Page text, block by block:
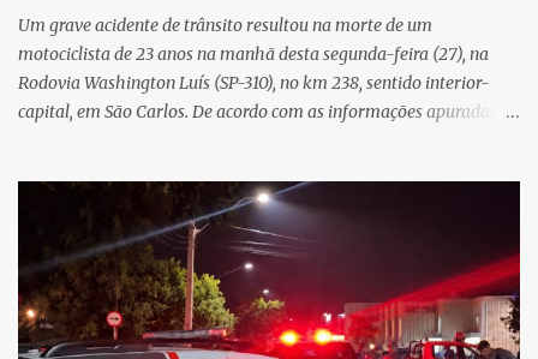
possível à população. Essa reflexão encontra respaldo tanto na
teoria da admini...
Um grave acidente de trânsito resultou na morte de um
motociclista de 23 anos na manhã desta segunda-feira (27), na
Rodovia Washington Luís (SP-310), no km 238, sentido interior-
capital, em São Carlos. De acordo com as informações apuradas no
veículo, o trânsito estava lento e congestionado devido a obras
realizadas na rodovia, momento em que ocorreu o impacto. Com
a violência da colisão, o motociclista foi arremessado ao solo.
Testemunhas relataram que o capacete teria se desprendido
durante o acidente. O jovem sofreu ferimentos gravíssimos e
morreu ainda no local. Equipes de resgate e de atendimento da